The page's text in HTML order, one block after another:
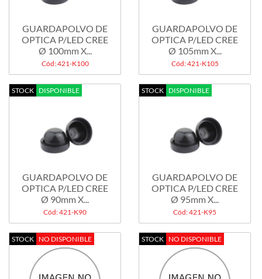
GUARDAPOLVO DE
OPTICA P/LED CREE
Ø 100mm X...
Cód: 421-K100
GUARDAPOLVO DE
OPTICA P/LED CREE
Ø 105mm X...
Cód: 421-K105
STOCK DISPONIBLE
GUARDAPOLVO DE
OPTICA P/LED CREE
Ø 90mm X...
Cód: 421-K90
STOCK DISPONIBLE
GUARDAPOLVO DE
OPTICA P/LED CREE
Ø 95mm X...
Cód: 421-K95
STOCK NO DISPONIBLE STOCK NO DISPONIBLE